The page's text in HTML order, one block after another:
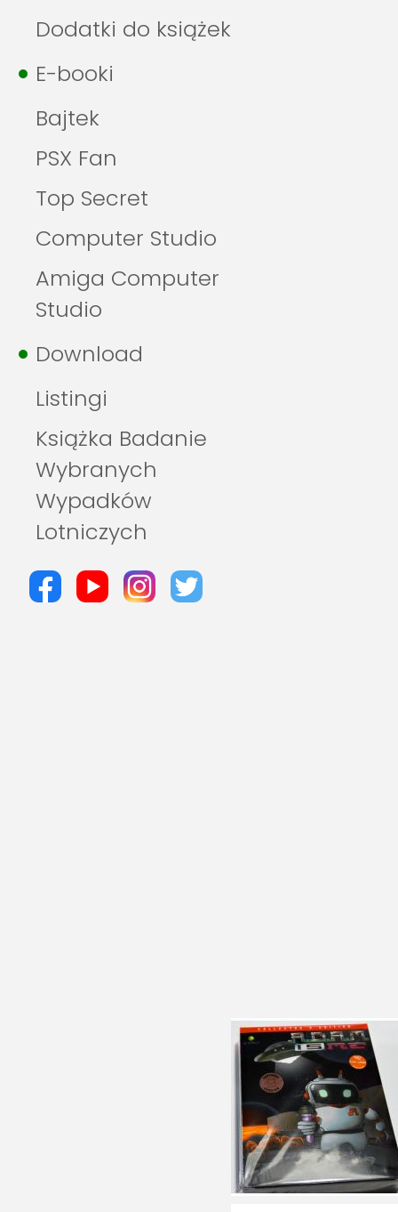
Dodatki do książek
E-booki
Bajtek
PSX Fan
Top Secret
Computer Studio
Amiga Computer
Studio
Download
Listingi
Książka Badanie
Wybranych
Wypadków
Lotniczych